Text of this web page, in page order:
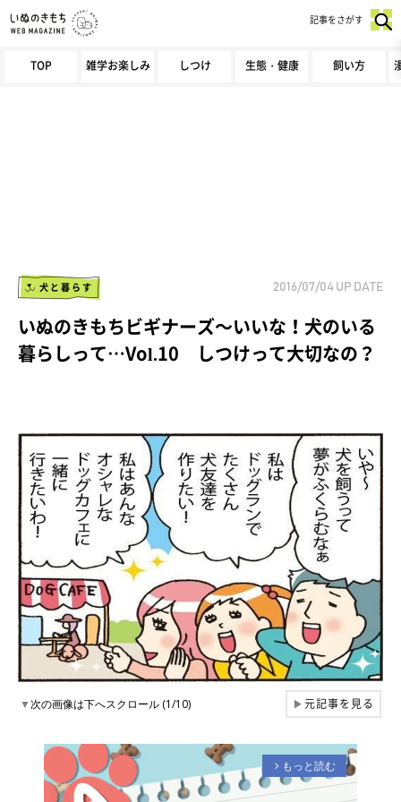
TOP 雑学お楽しみ しつけ 生態・健康 飼い方
記事をさがす
犬と暮らす 2016/07/04 UP DATE
いぬのきもちビギナーズ～いいな！犬のいる
暮らしって…Vol.10 しつけって大切なの？
▼次の画像は下へスクロール (1/10) ▶元記事を見る
arrow_forward_ios もっと読む